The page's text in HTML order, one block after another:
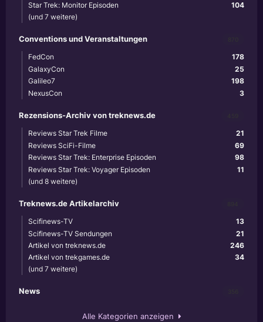
104
Star Trek: Monitor Episoden
(und 7 weitere)
Conventions und Veranstaltungen
178
FedCon
25
GalaxyCon
198
Galileo7
3
NexusCon
Rezensions-Archiv von treknews.de
21
Reviews Star Trek Filme
69
Reviews SciFi-Filme
98
Reviews Star Trek: Enterprise Episoden
11
Reviews Star Trek: Voyager Episoden
(und 8 weitere)
Treknews.de Artikelarchiv
13
Scifinews-TV
21
Scifinews-TV Sendungen
246
Artikel von treknews.de
34
Artikel von trekgames.de
(und 7 weitere)
News
Alle Kategorien anzeigen